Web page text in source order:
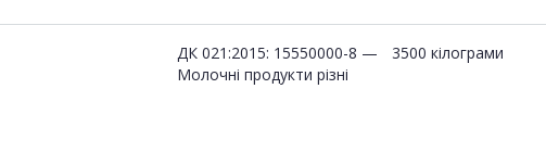
ДК 021:2015: 15550000-8 —
Молочні продукти різні
3500 кілограми